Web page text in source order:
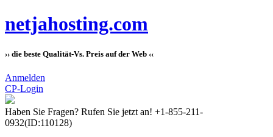
netjahosting.com
›› die beste Qualität-Vs. Preis auf der Web ‹‹
Anmelden
CP-Login
Haben Sie Fragen? Rufen Sie jetzt an! +1-855-211-
0932(ID:110128)